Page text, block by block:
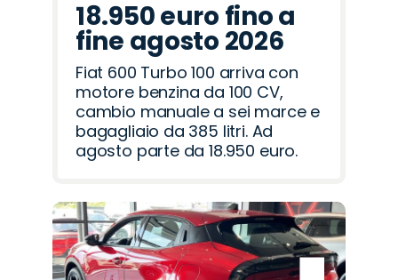
18.950 euro fino a
fine agosto 2026
Fiat 600 Turbo 100 arriva con
motore benzina da 100 CV,
cambio manuale a sei marce e
bagagliaio da 385 litri. Ad
agosto parte da 18.950 euro.